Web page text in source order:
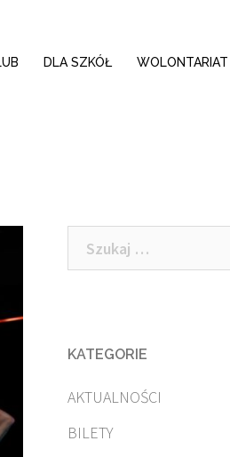
DLA SZKÓŁ WOLONTARIAT
Szukaj:
KATEGORIE
AKTUALNOŚCI
BILETY